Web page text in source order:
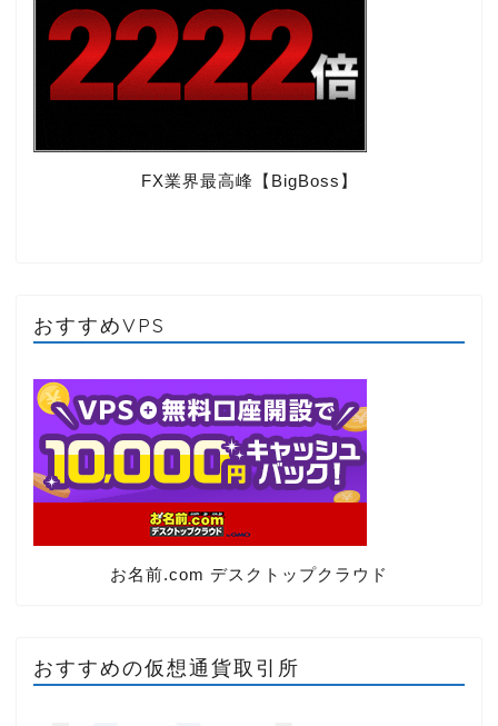
FX業界最高峰【BigBoss】
おすすめVPS
お名前.com デスクトップクラウド
おすすめの仮想通貨取引所